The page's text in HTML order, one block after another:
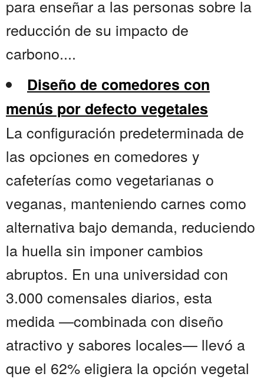
para enseñar a las personas sobre la
reducción de su impacto de
carbono....
Diseño de comedores con
menús por defecto vegetales
La configuración predeterminada de
las opciones en comedores y
cafeterías como vegetarianas o
veganas, manteniendo carnes como
alternativa bajo demanda, reduciendo
la huella sin imponer cambios
abruptos. En una universidad con
3.000 comensales diarios, esta
medida —combinada con diseño
atractivo y sabores locales— llevó a
que el 62% eligiera la opción vegetal